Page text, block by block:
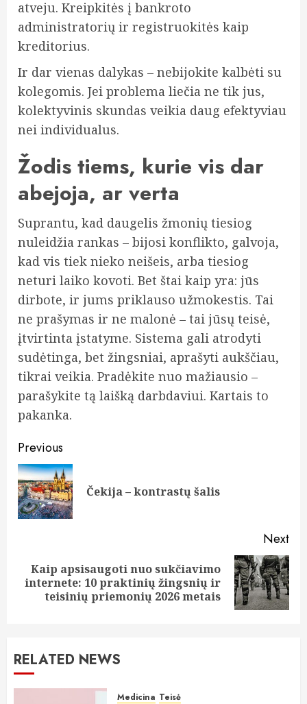
atveju. Kreipkitės į bankroto
administratorių ir registruokitės kaip
kreditorius.
Ir dar vienas dalykas – nebijokite kalbėti su
kolegomis. Jei problema liečia ne tik jus,
kolektyvinis skundas veikia daug efektyviau
nei individualus.
Žodis tiems, kurie vis dar
abejoja, ar verta
Suprantu, kad daugelis žmonių tiesiog
nuleidžia rankas – bijosi konflikto, galvoja,
kad vis tiek nieko neišeis, arba tiesiog
neturi laiko kovoti. Bet štai kaip yra: jūs
dirbote, ir jums priklauso užmokestis. Tai
ne prašymas ir ne malonė – tai jūsų teisė,
įtvirtinta įstatyme. Sistema gali atrodyti
sudėtinga, bet žingsniai, aprašyti aukščiau,
tikrai veikia. Pradėkite nuo mažiausio –
parašykite tą laišką darbdaviui. Kartais to
pakanka.
Post
navigation
Previous
Čekija – kontrastų šalis
Next
Next
post:
Kaip apsisaugoti nuo sukčiavimo
internete: 10 praktinių žingsnių ir
teisinių priemonių 2026 metais
RELATED NEWS
Medicina Teisė